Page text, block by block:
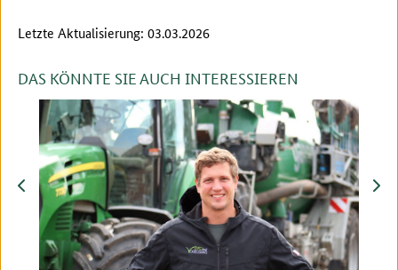
Letzte Aktualisierung: 03.03.2026
DAS KÖNNTE SIE AUCH INTERESSIEREN
zurück vor